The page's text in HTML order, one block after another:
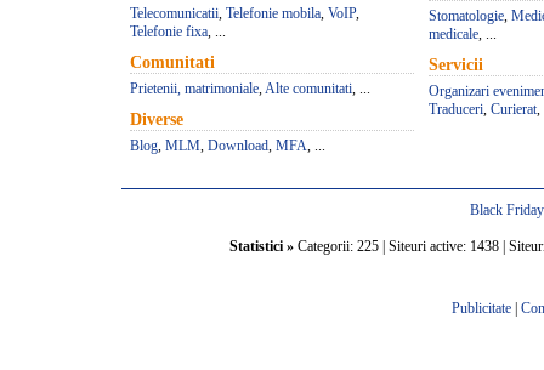
Telecomunicatii, Telefonie mobila, VoIP,
Telefonie fixa, ...
Comunitati
Prietenii, matrimoniale,Alte comunitati, ...
Diverse
Blog, MLM, Download, MFA, ...
Stomatologie,
medicale, ...
Servicii
Organizari
Traduceri, Curierat,
Black
Statistici »Categorii: 225 | Siteuri active: 1438 |
Publicitate|